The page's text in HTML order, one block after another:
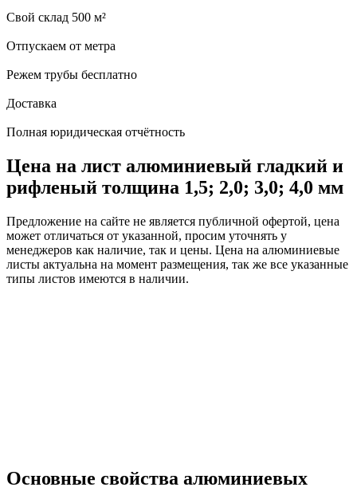
Свой склад 500 м²
Отпускаем от метра
Режем трубы бесплатно
Доставка
Полная юридическая отчётность
Цена на лист алюминиевый гладкий и
рифленый толщина 1,5; 2,0; 3,0; 4,0 мм
Предложение на сайте не является публичной офертой, цена
может отличаться от указанной, просим уточнять у
менеджеров как наличие, так и цены. Цена на алюминиевые
листы актуальна на момент размещения, так же все указанные
типы листов имеются в наличии.
Основные свойства алюминиевых